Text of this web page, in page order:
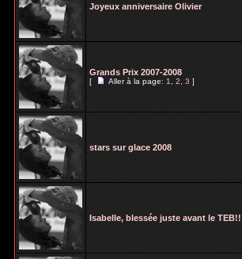
Joyeux anniversaire Olivier
Grands Prix 2007-2008
[ Aller à la page:1,2,3]
stars sur glace 2008
Isabelle, blessée juste avant le TEB!!